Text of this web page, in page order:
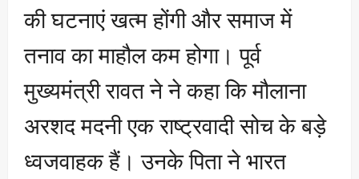
की घटनाएं खत्म होंगी और समाज में
तनाव का माहौल कम होगा। पूर्व
मुख्यमंत्री रावत ने ने कहा कि मौलाना
अरशद मदनी एक राष्ट्रवादी सोच के बड़े
ध्वजवाहक हैं। उनके पिता ने भारत